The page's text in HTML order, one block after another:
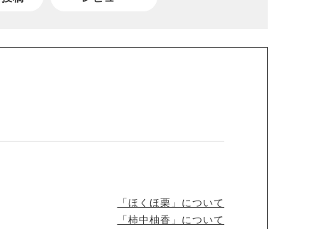
「ほくほ栗」について
「柿中柚香」について